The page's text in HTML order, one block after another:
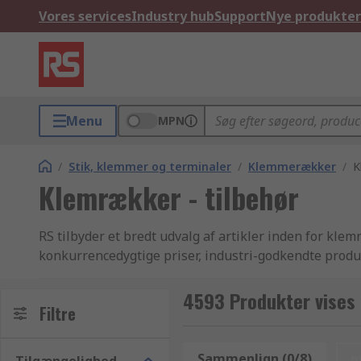
Vores servicesIndustry hubSupportNye produkter
Menu MPN
/ Stik, klemmer og terminaler / Klemmerækker /
Klemrækker - tilbehør
RS tilbyder et bredt udvalg af artikler inden for
konkurrencedygtige priser, industri-godkendte
RS tilbyder desuden et endnu bredere udvalg af
de mange varianter af elektriske og industrielle
kan du bare browse igennem vores hjemmeside,
Filtre 4593 Produkter